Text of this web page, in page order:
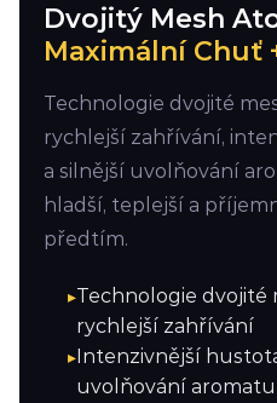
Dvojitý Mesh
Maximální Chuť
Technologie dvojité
rychlejší zahřívání,
a silnější uvolňování
hladší, teplejší a
předtím.
Technologie dvojité
rychlejší zahřívání
Intenzivnější
uvolňování aromatu